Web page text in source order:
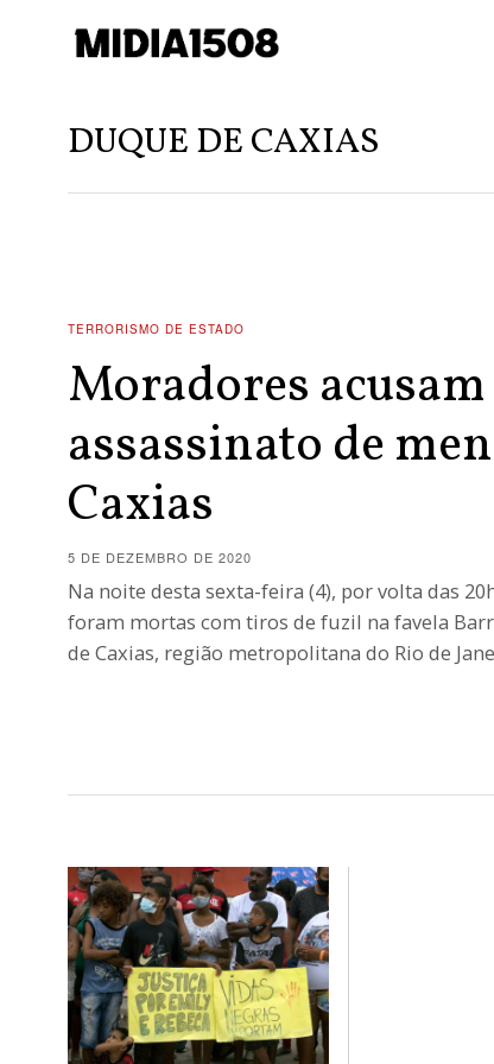
DUQUE DE CAXIAS
TERRORISMO DE ESTADO
Moradores
assassinato de
Caxias
5 DE DEZEMBRO DE 2020
Na noite desta sexta-feira (4), por volta das
foram mortas com tiros de fuzil na favela
de Caxias, região metropolitana do Rio de